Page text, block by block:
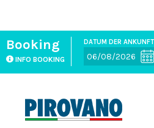
Booking
INFO BOOKING
DATUM DER ANKUNFT